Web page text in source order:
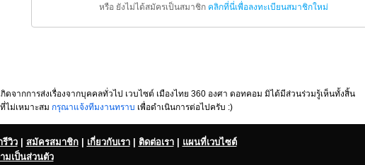
หรือ ยังไม่ได้สมัครเป็นสมาชิก คลิกที่นี่เพื่อลงทะเบียนสมาชิกใหม่
จากการส่งเรื่องจากบุคคลทั่วไป เวบไซต์ เมืองไทย 360 องศา ดอทคอม มิได้มีส่วนร่วมรู้เห็นทั้งสิ้น
ไม่เหมาะสม กรุณาแจ้งทีมงานทราบ เพื่อดำเนินการต่อไปครับ :)
วิว| สมัครสมาชิก| เกี่ยวกับเรา| ติดต่อเรา| แผนที่เวบไซต์
มเป็นส่วนตัว